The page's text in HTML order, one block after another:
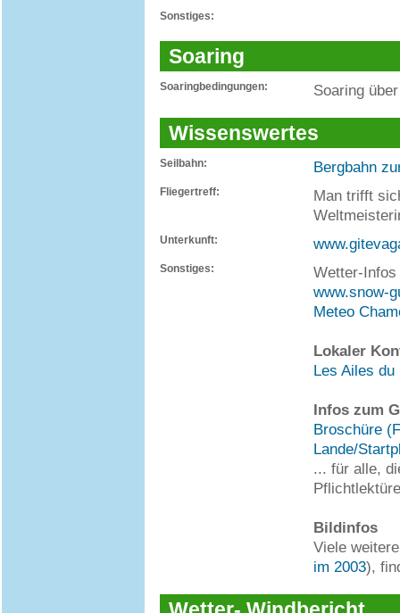
Sonstiges:
Soaring
Soaringbedingungen: Soaring
Wissenswertes
Seilbahn: Bergbahn
Fliegertreff:
Man trifft
Unterkunft:
Sonstiges:
Wetter-
www.snow-
Meteo
Lokaler
Les Ailes
Infos zum
Broschüre
Lande/
... für alle,
Bildinfos
Viele
im 2003),